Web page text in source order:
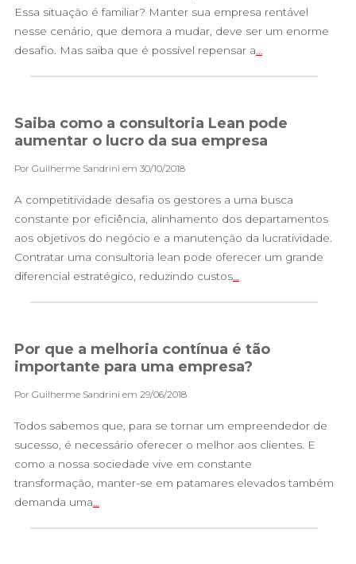
Essa situação é familiar? Manter sua empresa rentável
nesse cenário, que demora a mudar, deve ser um enorme
desafio. Mas saiba que é possível repensar a
Saiba como a consultoria Lean pode
aumentar o lucro da sua empresa
Por Guilherme Sandrini em 30/10/2018
A competitividade desafia os gestores a uma busca
constante por eficiência, alinhamento dos departamentos
aos objetivos do negócio e a manutenção da lucratividade.
Contratar uma consultoria lean pode oferecer um grande
diferencial estratégico, reduzindo custos…
Por que a melhoria contínua é tão
importante para uma empresa?
Por Guilherme Sandrini em 29/06/2018
Todos sabemos que, para se tornar um empreendedor de
sucesso, é necessário oferecer o melhor aos clientes. E
como a nossa sociedade vive em constante
transformação, manter-se em patamares elevados também
demanda uma